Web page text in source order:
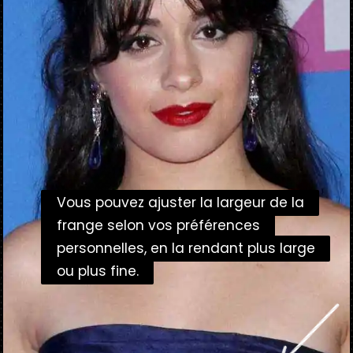
Vous pouvez ajuster la largeur de la
frange selon vos préférences
personnelles, en la rendant plus large
ou plus fine.
Vous pouvez ajuster la largeur de la
frange selon vos préférences
personnelles, en la rendant plus large
ou plus fine.